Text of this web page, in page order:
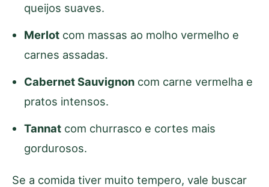
queijos suaves.
Merlot com massas ao molho vermelho e
carnes assadas.
Cabernet Sauvignon com carne vermelha e
pratos intensos.
Tannat com churrasco e cortes mais
gordurosos.
Se a comida tiver muito tempero, vale buscar